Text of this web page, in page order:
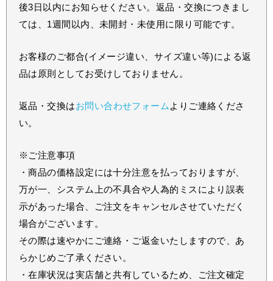
後3日以内にお知らせください。返品・交換につきまし
ては、1週間以内、未開封・未使用に限り可能です。
お客様のご都合(イメージ違い、サイズ違い等)による返
品は原則としてお受けしておりません。
返品・交換はお問い合わせフォーム よりご連絡くださ
い。
※ご注意事項
・商品の価格設定には十分注意を払っておりますが、
万が一、システム上の不具合や人為的ミスにより誤表
示があった場合、ご注文をキャンセルさせていただく
場合がございます。
その際は速やかにご連絡・ご返金いたしますので、あ
らかじめご了承ください。
・在庫状況は実店舗と共有しているため、ご注文確定